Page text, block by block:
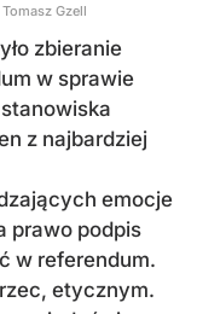
Tomasz Gzell
zbieranie
w sprawie
z najbardziej
emocje
prawo podpis
w referendum.
etycznym.